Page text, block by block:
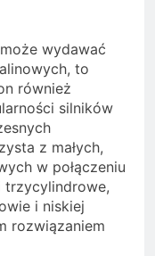
wydawać
to
również
silników
z małych,
w połączeniu
trzycylindrowe,
i niskiej
rozwiązaniem